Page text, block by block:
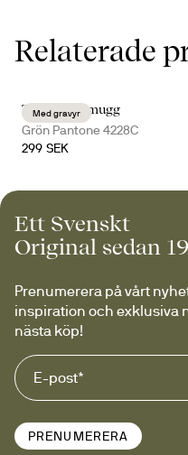
Relaterade
Med gravyr
Ted termosmugg
Grön Pantone 4228C
299 SEK
Ett Svenskt
Original sedan
Prenumerera på vårt
inspiration och exklusiva
nästa köp!
PRENUMERERA